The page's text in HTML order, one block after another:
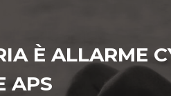
È ALLARME
APS